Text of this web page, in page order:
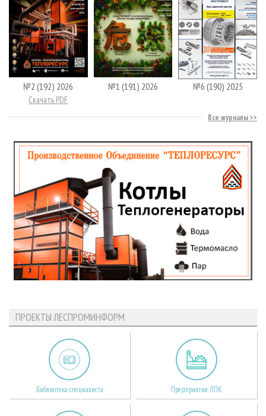
№2 (192) 2026
Скачать PDF
№1 (191) 2026 №6 (190) 2025
Все журналы
ПРОЕКТЫ ЛЕСПРОМИНФОРМ
Библиотека специалиста Предприятия ЛПК